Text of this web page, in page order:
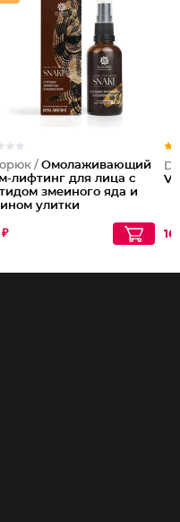
/ Омолаживающий
лифтинг для лица с
змеиного яда и
улитки